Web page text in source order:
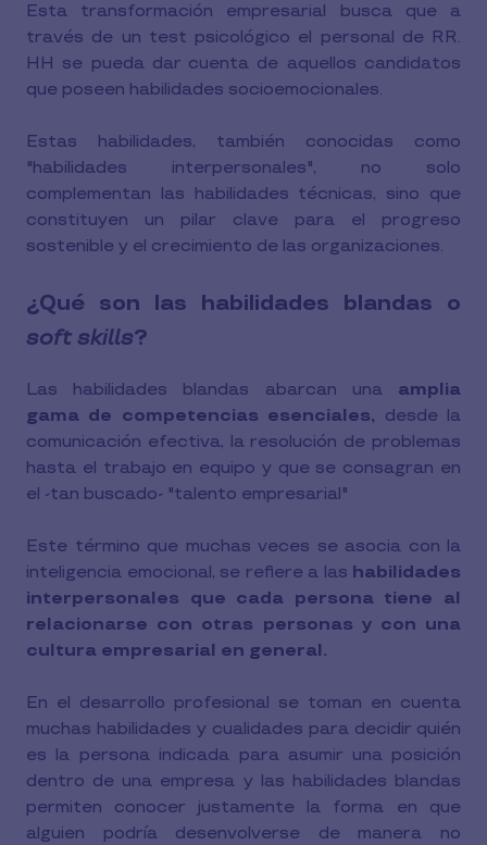
Esta transformación empresarial busca que a
través de un test psicológico el personal de RR.
HH se pueda dar cuenta de aquellos candidatos
que poseen habilidades socioemocionales.
Estas habilidades, también conocidas como
"habilidades interpersonales", no solo
complementan las habilidades técnicas, sino que
constituyen un pilar clave para el progreso
sostenible y el crecimiento de las organizaciones.
¿Qué son las habilidades blandas o
soft skills?
Las habilidades blandas abarcan una amplia
gama de competencias esenciales, desde la
comunicación efectiva, la resolución de problemas
hasta el trabajo en equipo y que se consagran en
el -tan buscado- "talento empresarial"
Este término que muchas veces se asocia con la
inteligencia emocional, se refiere a las habilidades
interpersonales que cada persona tiene al
relacionarse con otras personas y con una
cultura empresarial en general.
En el desarrollo profesional se toman en cuenta
muchas habilidades y cualidades para decidir quién
es la persona indicada para asumir una posición
dentro de una empresa y las habilidades blandas
permiten conocer justamente la forma en que
alguien podría desenvolverse de manera no